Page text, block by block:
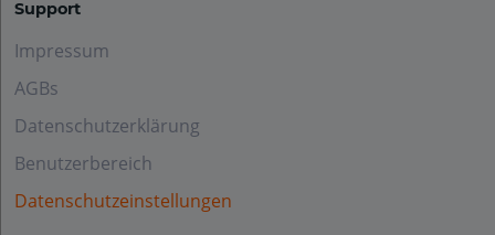
Support
Impressum
AGBs
Datenschutzerklärung
Benutzerbereich
Datenschutzeinstellungen